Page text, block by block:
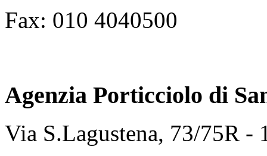
Fax: 010 4040500
Agenzia Porticciolo di
Via S.Lagustena, 73/75R -